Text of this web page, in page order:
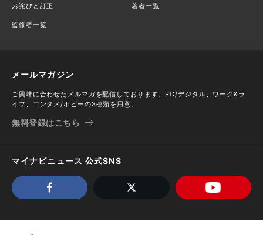
お詫びと訂正 著者一覧
監修者一覧
メールマガジン
ご興味に合わせたメルマガを配信しております。PC/デジタル、ワーク&ラ
イフ、エンタメ/ホビーの3種類を用意。
無料登録はこちら
マイナビニュース 公式SNS